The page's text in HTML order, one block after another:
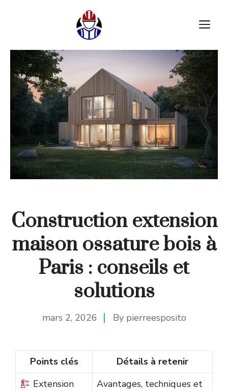
Construction extension
maison ossature bois à
Paris : conseils et
solutions
mars 2, 2026 By pierreesposito
Points clés
Détails à retenir
Extension
Avantages, techniques et